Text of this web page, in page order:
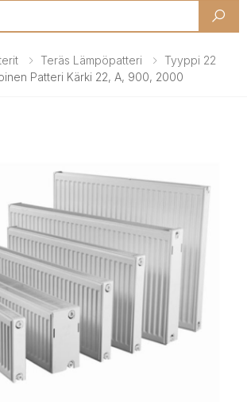
Teräs Lämpöpatteri
Tyyppi 22
Patteri Kärki 22, A, 900, 2000